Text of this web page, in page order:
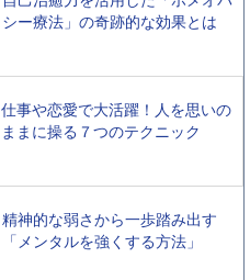
シー療法」の奇跡的な効果とは
仕事や恋愛で大活躍！人を思いの
ままに操る７つのテクニック
精神的な弱さから一歩踏み出す
「メンタルを強くする方法」